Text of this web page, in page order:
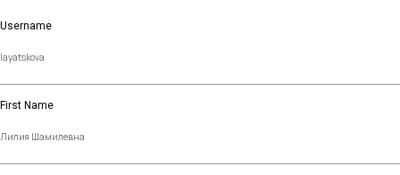
Username
First Name